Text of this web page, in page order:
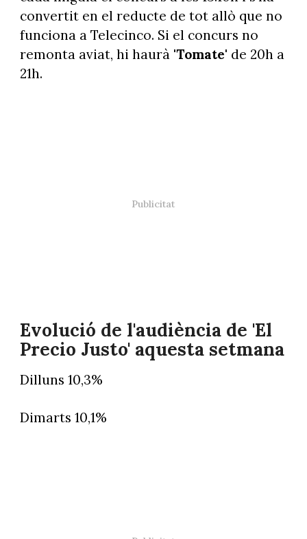
convertit en el reducte de tot allò que no
funciona a Telecinco. Si el concurs no
remonta aviat, hi haurà 'Tomate' de 20h a
21h.
Evolució de l'audiència de 'El
Precio Justo' aquesta setmana
Dilluns 10,3%
Dimarts 10,1%